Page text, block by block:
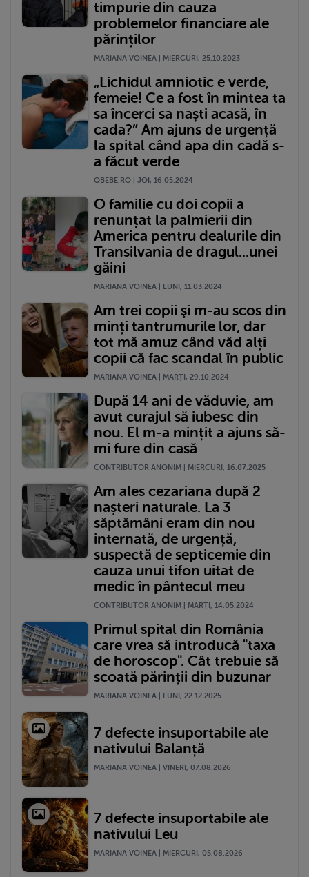
timpurie din cauza
problemelor financiare ale
părinților
MARIANA VOINEA | MIERCURI, 25.10.2023
„Lichidul amniotic e verde,
femeie! Ce a fost în mintea ta
sa încerci sa naști acasă, în
cada?” Am ajuns de urgență
la spital când apa din cadă s-
a făcut verde
QBEBE.RO | JOI, 16.05.2024
O familie cu doi copii a
renunțat la palmierii din
America pentru dealurile din
Transilvania de dragul...unei
găini
MARIANA VOINEA | LUNI, 11.03.2024
Am trei copii şi m-au scos din
minți tantrumurile lor, dar
tot mă amuz când văd alți
copii că fac scandal în public
MARIANA VOINEA | MARŢI, 29.10.2024
După 14 ani de văduvie, am
avut curajul să iubesc din
nou. El m-a mințit a ajuns să-
mi fure din casă
CONTRIBUTOR ANONIM | MIERCURI, 16.07.2025
Am ales cezariana după 2
nașteri naturale. La 3
săptămâni eram din nou
internată, de urgență,
suspectă de septicemie din
cauza unui tifon uitat de
medic în pântecul meu
CONTRIBUTOR ANONIM | MARŢI, 14.05.2024
Primul spital din România
care vrea să introducă "taxa
de horoscop". Cât trebuie să
scoată părinții din buzunar
MARIANA VOINEA | LUNI, 22.12.2025
7 defecte insuportabile ale
nativului Balanță
MARIANA VOINEA | VINERI, 07.08.2026
7 defecte insuportabile ale
nativului Leu
MARIANA VOINEA | MIERCURI, 05.08.2026